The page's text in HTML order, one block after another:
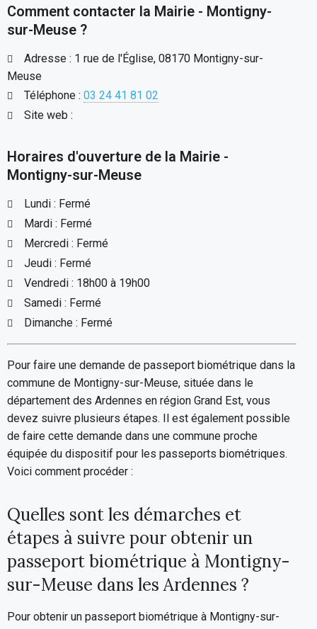
Comment contacter la Mairie - Montigny-
sur-Meuse ?
Adresse : 1 rue de l'Église, 08170 Montigny-sur-
Meuse
Téléphone : 03 24 41 81 02
Site web :
Horaires d'ouverture de la Mairie -
Montigny-sur-Meuse
Lundi : Fermé
Mardi : Fermé
Mercredi : Fermé
Jeudi : Fermé
Vendredi : 18h00 à 19h00
Samedi : Fermé
Dimanche : Fermé
Pour faire une demande de passeport biométrique dans la
commune de Montigny-sur-Meuse, située dans le
département des Ardennes en région Grand Est, vous
devez suivre plusieurs étapes. Il est également possible
de faire cette demande dans une commune proche
équipée du dispositif pour les passeports biométriques.
Voici comment procéder :
Quelles sont les démarches et
étapes à suivre pour obtenir un
passeport biométrique à Montigny-
sur-Meuse dans les Ardennes ?
Pour obtenir un passeport biométrique à Montigny-sur-